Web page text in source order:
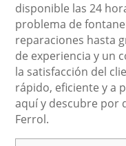
disponible las 24
problema de
reparaciones hasta
de experiencia y un
la satisfacción del
rápido, eficiente y a
aquí y descubre por
Ferrol.